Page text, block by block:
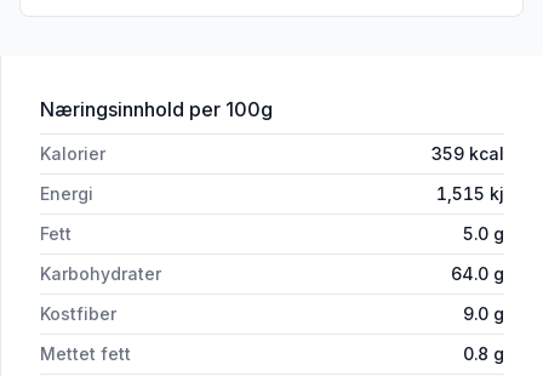
Næringsinnhold for 'Frokostblanding 600g
per 100g
Kalorier 359 kcal
Energi
1,515 kj
Fett
5.0 g
Karbohydrater
64.0 g
Kostfiber
9.0 g
Mettet fett
0.8 g